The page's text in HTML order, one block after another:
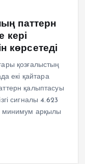
паттерн
кері
көрсетеді
қозғалыстың
екі қайтара
қалыптасуы
сигналы 4.623
минимум арқылы